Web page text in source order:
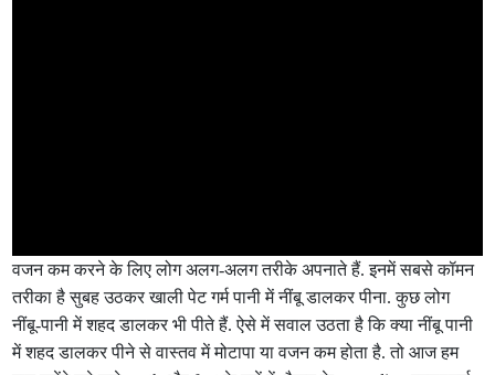
वजन कम करने के लिए लोग अलग-अलग तरीके अपनाते हैं. इनमें सबसे कॉमन
तरीका है सुबह उठकर खाली पेट गर्म पानी में नींबू डालकर पीना. कुछ लोग
नींबू-पानी में शहद डालकर भी पीते हैं. ऐसे में सवाल उठता है कि क्या नींबू पानी
में शहद डालकर पीने से वास्तव में मोटापा या वजन कम होता है. तो आज हम